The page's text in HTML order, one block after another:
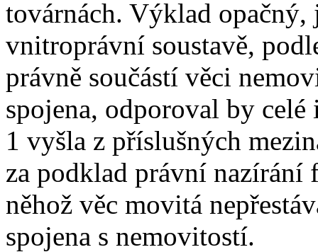
továrnách. Výklad
vnitroprávní soustavě,
právně součástí věci
spojena, odporoval by
1 vyšla z příslušných
za podklad právní nazírání
něhož věc movitá
spojena s nemovitostí.